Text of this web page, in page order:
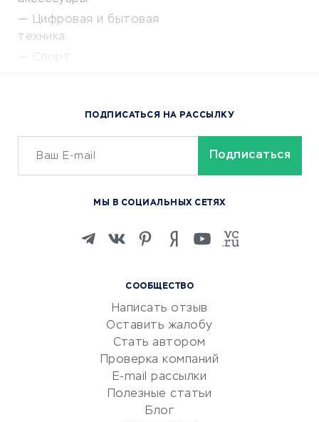
Цифровая и бытовая
техника
Спорт
Сервисы доставки
ОБУЧЕНИЕ И РАБОТА
Изучение иностранных
Маркетинг и продажи
Репетиторство
Красота и здоровье
Сервисы по поиску работы
Сетевой маркетинг
СООБЩЕСТВО
Написать отзыв
Оставить жалобу
Стать автором
Проверка компаний
E-mail рассылки
Полезные статьи
Блог
ПОДПИСАТЬСЯ НА РАССЫЛКУ
МЫ В СОЦИАЛЬНЫХ СЕТЯХ